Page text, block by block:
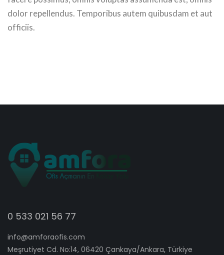
dolor repellendus. Temporibus autem quibusdam et aut
officiis.
0 533 021 56 77
info@amforaofis.com
Meşrutiyet Cd. No:14, 06420 Çankaya/Ankara, Türkiye